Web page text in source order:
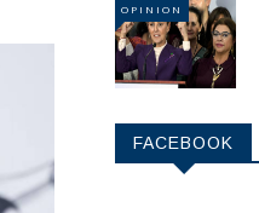
OPINION
FACEBOOK